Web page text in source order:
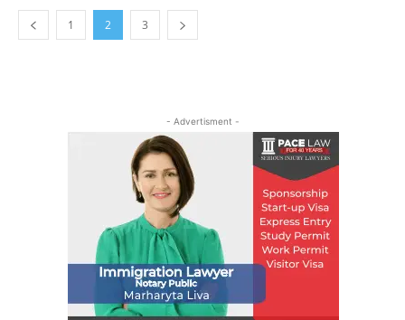
1 2 3
- Advertisment -